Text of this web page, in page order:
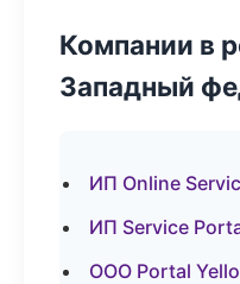
Компании в
Западный
ИП Online
ИП Service
ООО Portal